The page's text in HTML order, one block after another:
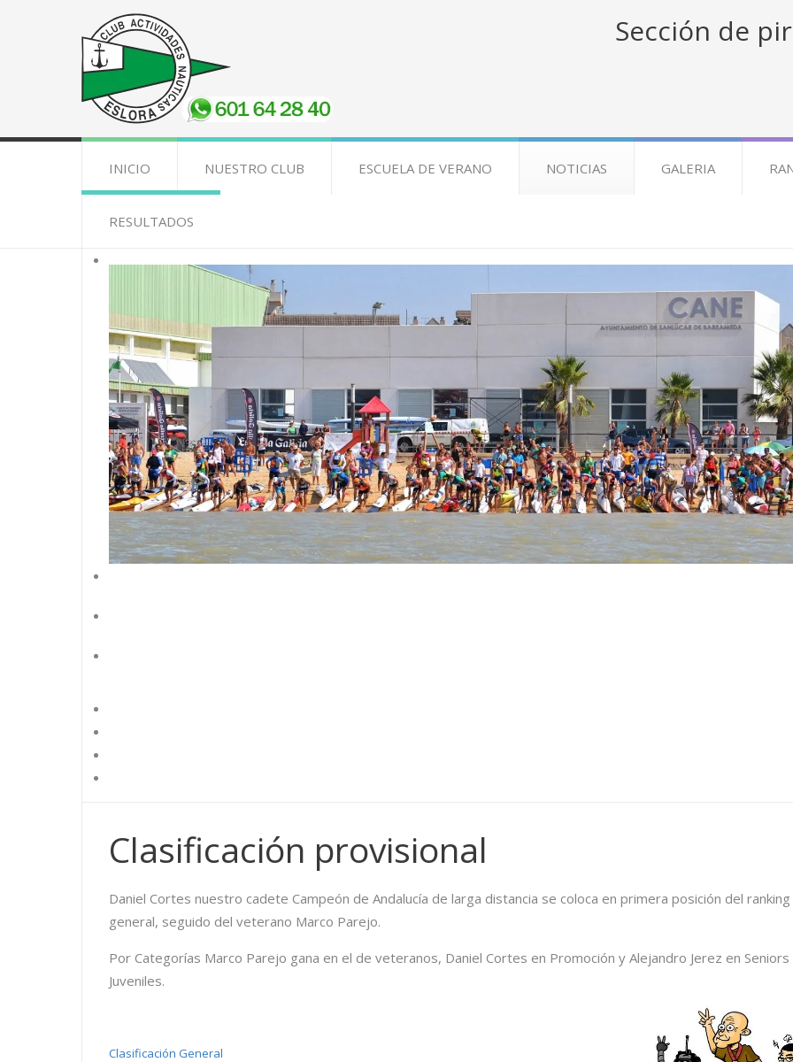
Sección de
INICIO NUESTRO CLUB ESCUELA DE VERANO NOTICIAS GALERIA
RESULTADOS
Clasificación provisional
Daniel Cortes nuestro cadete Campeón de Andalucía de larga distancia se coloca en primera posición del ranking
general, seguido del veterano Marco Parejo.
Por Categorías Marco Parejo gana en el de veteranos, Daniel Cortes en Promoción y Alejandro Jerez en Seniors
Juveniles.
Clasificación General